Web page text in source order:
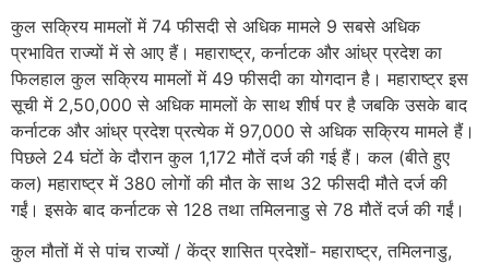
कुल सक्रिय मामलों में 74 फीसदी से अधिक मामले 9 सबसे अधिक
प्रभावित राज्यों में से आए हैं। महाराष्ट्र, कर्नाटक और आंध्र प्रदेश का
फिलहाल कुल सक्रिय मामलों में 49 फीसदी का योगदान है। महाराष्ट्र इस
सूची में 2,50,000 से अधिक मामलों के साथ शीर्ष पर है जबकि उसके बाद
कर्नाटक और आंध्र प्रदेश प्रत्येक में 97,000 से अधिक सक्रिय मामले हैं।
पिछले 24 घंटों के दौरान कुल 1,172 मौतें दर्ज की गई हैं। कल (बीते हुए
कल) महाराष्ट्र में 380 लोगों की मौत के साथ 32 फीसदी मौते दर्ज की
गईं। इसके बाद कर्नाटक से 128 तथा तमिलनाडु से 78 मौतें दर्ज की गईं।
कुल मौतों में से पांच राज्यों / केंद्र शासित प्रदेशों- महाराष्ट्र, तमिलनाडु,